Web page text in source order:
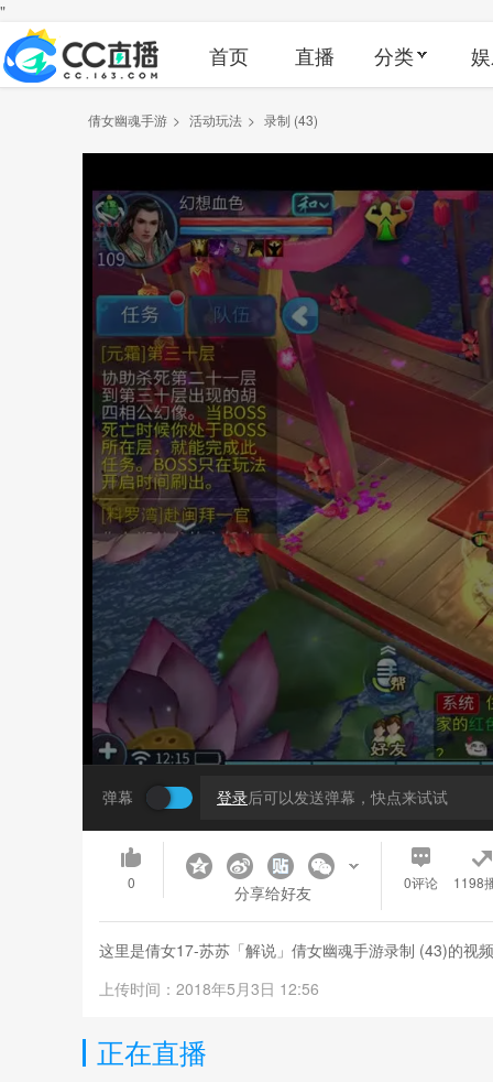
"
首页 直播 分类
倩女幽魂手游 > 活动玩法 > 录制 (43)
弹幕 登录后可以发送弹幕，快点来试试
0 分享给好友 0评论 1198
这里是倩女17-苏苏「解说」倩女幽魂手游录制 (43)的视
上传时间：2018年5月3日 12:56
正在直播